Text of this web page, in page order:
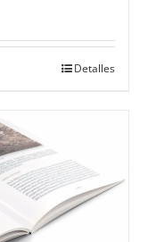
Detalles